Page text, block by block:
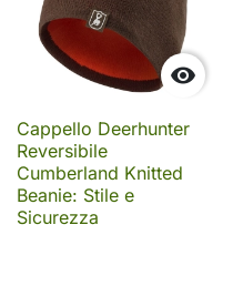

Cappello Deerhunter
Reversibile
Cumberland Knitted
Beanie: Stile e
Sicurezza